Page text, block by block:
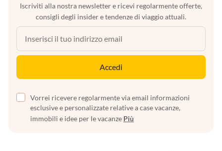
Iscriviti alla nostra newsletter e ricevi regolarmente offerte,
consigli degli insider e tendenze di viaggio attuali.
Accedi
Vorrei ricevere regolarmente via email informazioni
esclusive e personalizzate relative a case vacanze,
immobili e idee per le vacanze Più